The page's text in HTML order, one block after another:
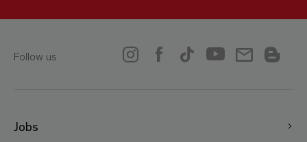
Follow us
Jobs